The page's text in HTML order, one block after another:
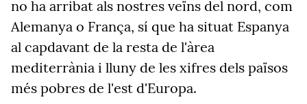
no ha arribat als nostres veïns del nord, com
Alemanya o França, sí que ha situat Espanya
al capdavant de la resta de l'àrea
mediterrània i lluny de les xifres dels països
més pobres de l'est d'Europa.